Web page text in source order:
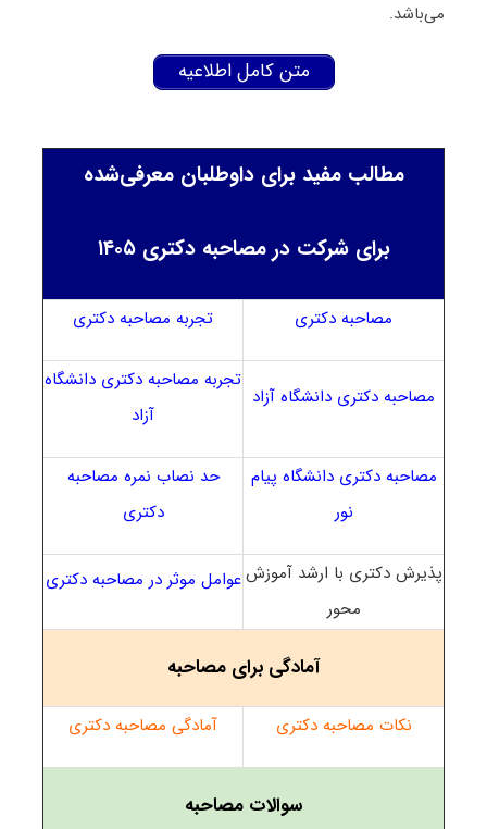
می‌باشد.
متن کامل اطلاعیه
مطالب مفید برای داوطلبان معرفی‌شده
برای شرکت در مصاحبه دکتری ۱۴۰۵
مصاحبه دکتری تجربه مصاحبه دکتری
مصاحبه دکتری دانشگاه آزاد
تجربه مصاحبه دکتری دانشگاه
آزاد
مصاحبه دکتری دانشگاه پیام
نور
حد نصاب نمره مصاحبه
دکتری
پذیرش دکتری با ارشد آموزش
محور
عوامل موثر در مصاحبه دکتری
آمادگی برای مصاحبه
نکات مصاحبه دکتری آمادگی مصاحبه دکتری
سوالات مصاحبه